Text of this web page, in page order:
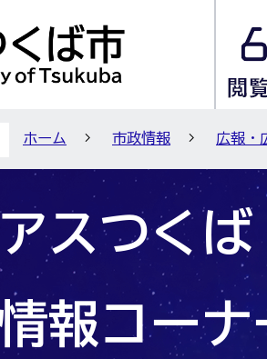
ホーム 市政情報 広報・
スつく
報コーナ